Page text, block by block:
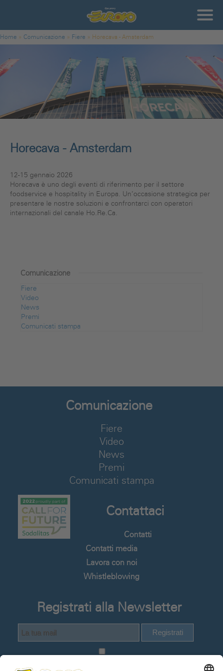
Tu sei qui
Home » Comunicazione » Fiere » Horecava - Amsterdam
Horecava - Amsterdam
12-15 gennaio 2026
Horecava è uno degli eventi di riferimento per il settore
foodservice e hospitality in Europa. Un’occasione strategica per
presentare le nostre soluzioni e confrontarci con operatori
internazionali del canale Ho.Re.Ca.
Comunicazione
Fiere
Video
News
Premi
Comunicati stampa
Comunicazione
Fiere
Video
News
Premi
Comunicati stampa
Contattaci
Contatti
Contatti media
Lavora con noi
Whistleblowing
Registrati alla Newsletter
Registrati